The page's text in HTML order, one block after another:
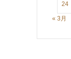
24
« 3月